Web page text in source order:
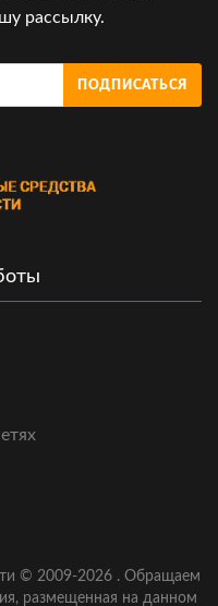
рассылку.
ПОДПИСАТЬСЯ
© 2009-2026. Обращаем
размещенная на данном